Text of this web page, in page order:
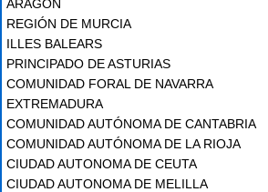
ARAGÓN
REGIÓN DE MURCIA
ILLES BALEARS
PRINCIPADO DE ASTURIAS
COMUNIDAD FORAL DE NAVARRA
EXTREMADURA
COMUNIDAD AUTÓNOMA DE CANTABRIA
COMUNIDAD AUTÓNOMA DE LA RIOJA
CIUDAD AUTONOMA DE CEUTA
CIUDAD AUTONOMA DE MELILLA